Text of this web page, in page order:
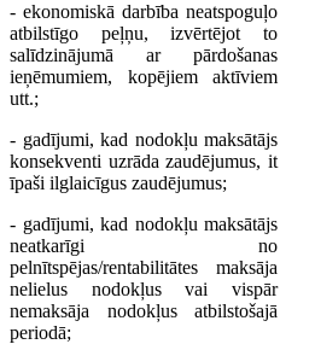
- ekonomiskā darbība neatspoguļo
atbilstīgo peļņu, izvērtējot to
salīdzinājumā ar pārdošanas
ieņēmumiem, kopējiem aktīviem
utt.;
- gadījumi, kad nodokļu maksātājs
konsekventi uzrāda zaudējumus, it
īpaši ilglaicīgus zaudējumus;
- gadījumi, kad nodokļu maksātājs
neatkarīgi no
pelnītspējas/rentabilitātes maksāja
nelielus nodokļus vai vispār
nemaksāja nodokļus atbilstošajā
periodā;